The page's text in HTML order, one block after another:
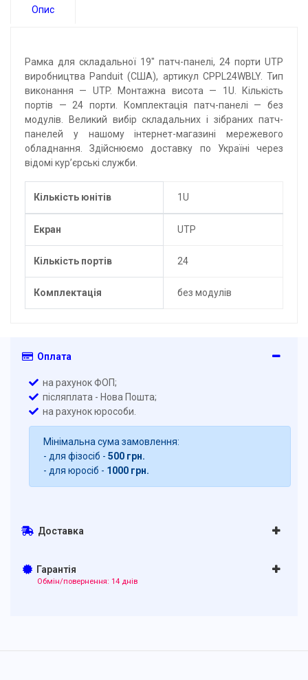
Опис
Рамка для складальної 19" патч-панелі, 24 порти UTP
виробництва Panduit (США), артикул CPPL24WBLY. Тип
виконання — UTP. Монтажна висота — 1U. Кількість
портів — 24 порти. Комплектація патч-панелі — без
модулів. Великий вибір складальних і зібраних патч-
панелей у нашому інтернет-магазині мережевого
обладнання. Здійснюємо доставку по Україні через
відомі кур’єрські служби.
Кількість юнітів 1U
Екран UTP
Кількість портів 24
Комплектація без модулів
Оплата
на рахунок ФОП;
післяплата - Нова Пошта;
на рахунок юрособи.
Мінімальна сума замовлення:
- для фізосіб - 500 грн.
- для юросіб - 1000 грн.
Доставка
Гарантія
Обмін/повернення: 14 днів